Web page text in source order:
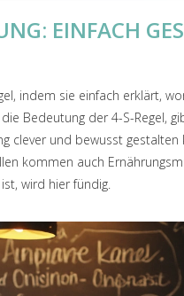
EINFACH
indem sie einfach erklärt,
Bedeutung der 4-S-Regel,
clever und bewusst
kommen auch
wird hier fündig.